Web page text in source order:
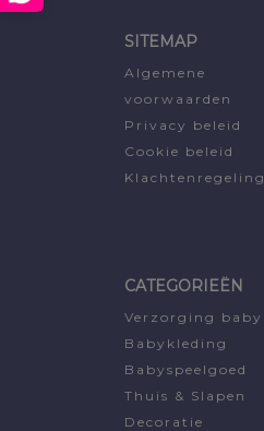
SITEMAP
Algemene
voorwaarden
Privacy beleid
Cookie beleid
Klachtenregeling
CATEGORIEËN
Verzorging baby
Babykleding
Babyspeelgoed
Thuis & Slapen
Decoratie